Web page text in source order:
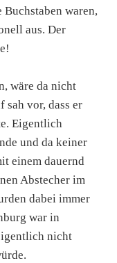
waren,
aus. Der
wäre da nicht
sah vor, dass er
Eigentlich
und da keiner
einem dauernd
Abstecher im
dabei immer
war in
nicht